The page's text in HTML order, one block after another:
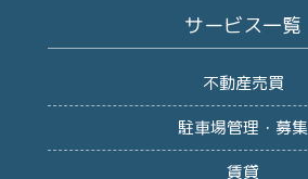
サービス一覧
不動産売買
駐車場管理・募集
賃貸